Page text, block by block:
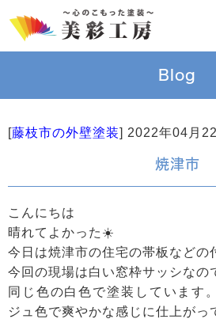
Blog
[藤枝市の外壁塗装] 2022年04月
焼津市
こんにちは
晴れてよかった☀️
今日は焼津市の住宅の帯板などの
今回の現場は白い窓枠サッシなの
同じ色の白色で塗装しています
ジュ色で爽やかな感じに仕上がっ